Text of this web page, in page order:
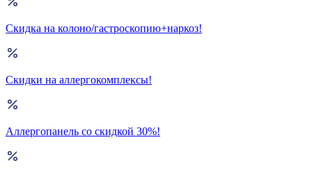
Скидка на колоно/гастроскопию+наркоз!
Скидки на аллергокомплексы!
Аллергопанель со скидкой 30%!